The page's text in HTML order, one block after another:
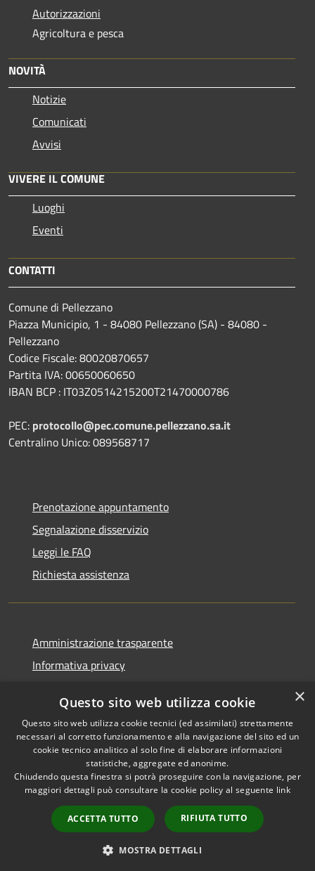
Autorizzazioni
Agricoltura e pesca
NOVITÀ
Notizie
Comunicati
Avvisi
VIVERE IL COMUNE
Luoghi
Eventi
CONTATTI
Comune di Pellezzano
Piazza Municipio, 1 - 84080 Pellezzano (SA) - 84080 -
Pellezzano
Codice Fiscale: 80020870657
Partita IVA: 00650060650
IBAN BCP : IT03Z0514215200T21470000786
PEC: protocollo@pec.comune.pellezzano.sa.it
Centralino Unico: 089568717
Prenotazione appuntamento
Segnalazione disservizio
Leggi le FAQ
Richiesta assistenza
Amministrazione trasparente
Informativa privacy
Dichiarazione di accessibilità
RSS
Accessibilità
Copyright © 2026 • Comune di
Pellezzano • Powered by
Municipium•
Accesso
redazione
×
Questo sito web utilizza cookie
Questo sito web utilizza cookie tecnici (ed assimilati) strettamente
necessari al corretto funzionamento e alla navigazione del sito ed un
cookie tecnico analitico al solo fine di elaborare informazioni
statistiche, aggregate ed anonime.
Chiudendo questa finestra si potrà proseguire con la navigazione, per
maggiori dettagli può consultare la cookie policy al seguente link
ACCETTA TUTTO RIFIUTA TUTTO
MOSTRA DETTAGLI